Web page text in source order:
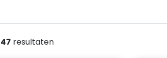
resultaten